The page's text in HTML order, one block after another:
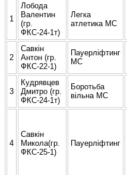
1
Лобода
Валентин
(гр.
ФКС-24-1т)
Легка
атлетика МС
2
Савкін
Антон (гр.
ФКС-22-1)
Пауерліфтинг
МС
3
Кудрявцев
Дмитро (гр.
ФКС-24-1т)
Боротьба
вільна МС
4
Савкін
Микола(гр.
ФКС-25-1)
Пауерліфтинг